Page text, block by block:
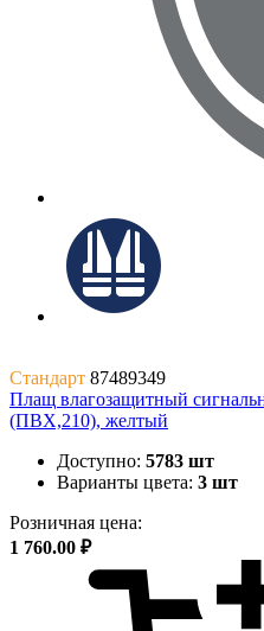
Стандарт 87489349
Плащ влагозащитный
(ПВХ,210), желтый
Доступно: 5783 шт
Варианты цвета: 3 шт
Розничная цена:
1 760.00 ₽